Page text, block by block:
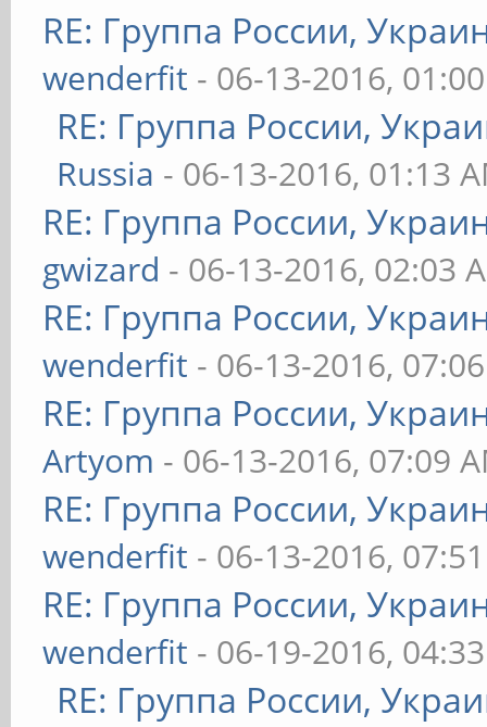
RE: Группа России,
wenderfit - 06-13-2016,
RE: Группа России,
Russia - 06-13-2016, 01:13
RE: Группа России,
gwizard - 06-13-2016, 02:03
RE: Группа России,
wenderfit - 06-13-2016,
RE: Группа России,
Artyom - 06-13-2016, 07:09
RE: Группа России,
wenderfit - 06-13-2016,
RE: Группа России,
wenderfit - 06-19-2016,
RE: Группа России,